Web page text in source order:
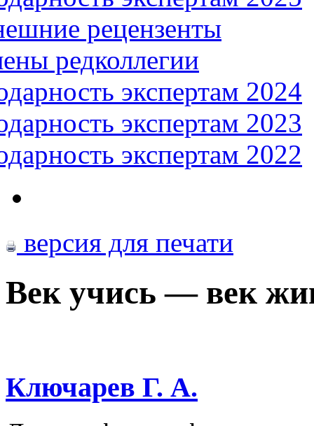
рецензенты
редколлегии
экспертам 2024
экспертам 2023
экспертам 2022
версия для печати
Век учись — век
Ключарев Г. А.